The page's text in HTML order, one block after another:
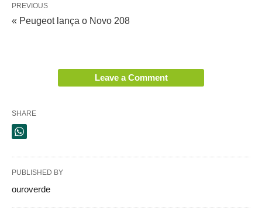
PREVIOUS
« Peugeot lança o Novo 208
Leave a Comment
SHARE
PUBLISHED BY
ouroverde